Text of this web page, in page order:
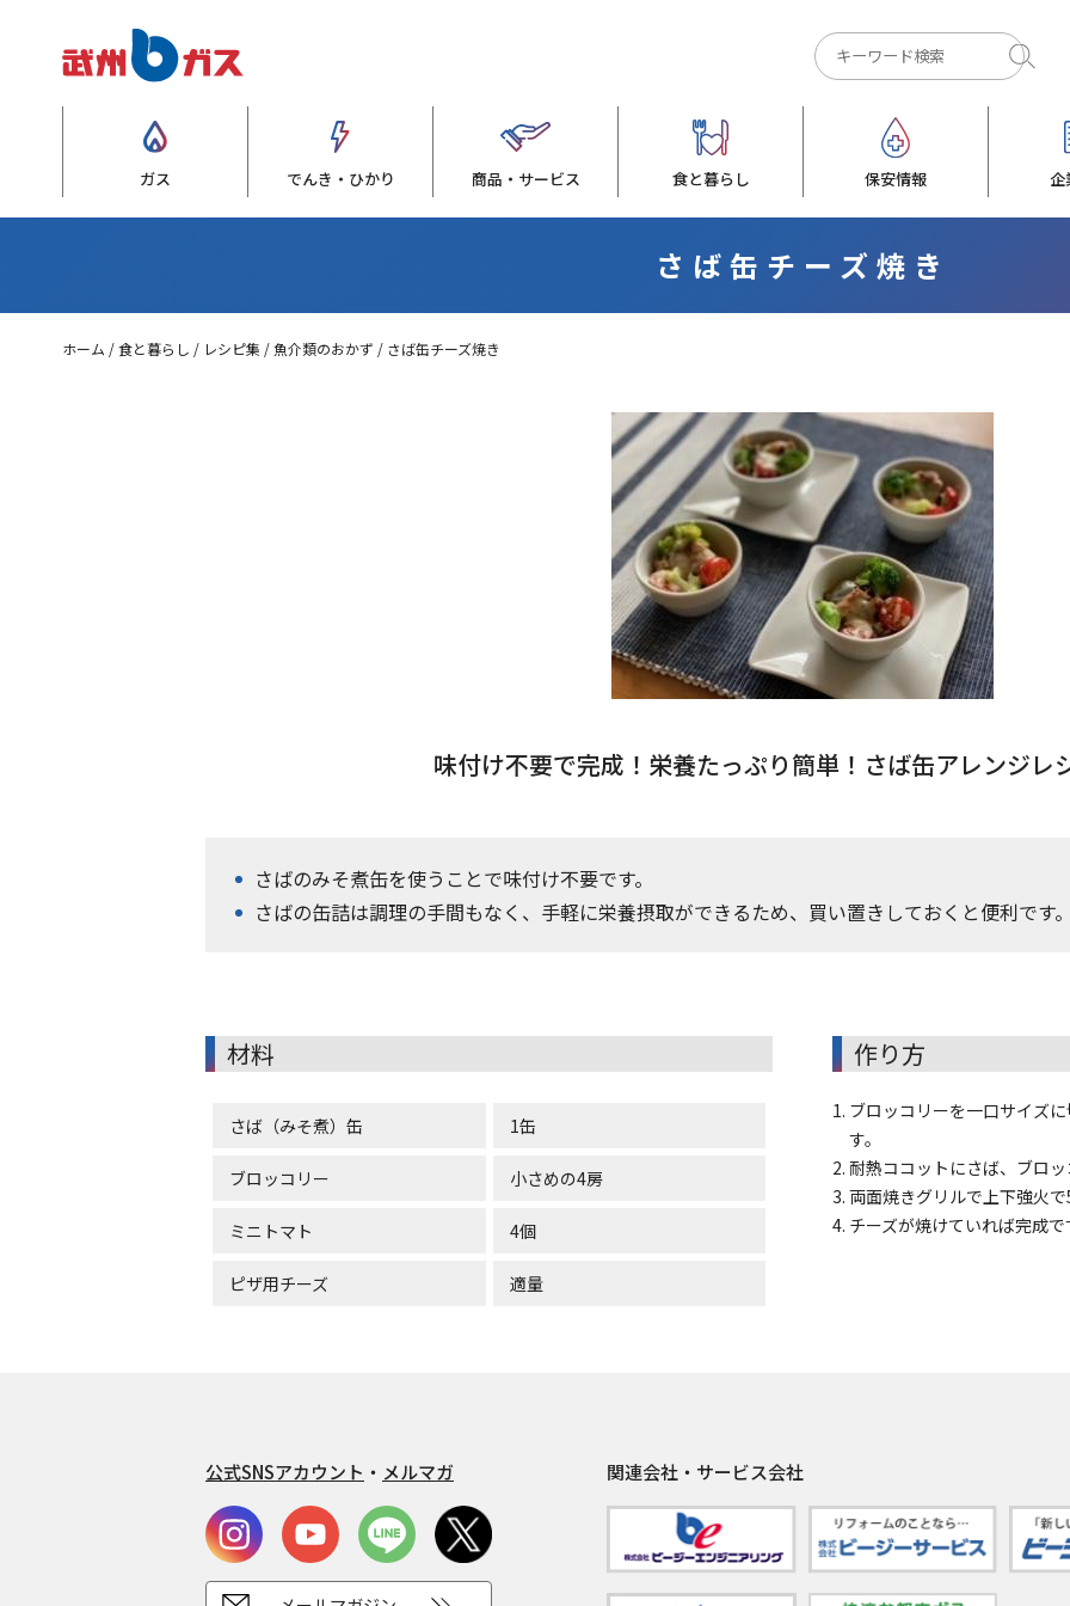
ガス でんき・ひかり 商品・サービス 食と暮らし 保安情報 企
さば缶チーズ焼き
ホーム 食と暮らし レシピ集 魚介類のおかず さば缶チーズ焼き
味付け不要で完成！栄養たっぷり簡単！さば缶アレンジレ
さばのみそ煮缶を使うことで味付け不要です。
さばの缶詰は調理の手間もなく、手軽に栄養摂取ができるため、買い置きしておくと便利です。
材料
さば（みそ煮）缶 1缶
ブロッコリー 小さめの4房
ミニトマト 4個
ピザ用チーズ 適量
作り方
ブロッコリーを一口サイズ
す。
耐熱ココットにさば、ブロッ
両面焼きグリルで上下強火で
チーズが焼けていれば完成で
公式SNSアカウント ・ メルマガ 関連会社・サービス会社